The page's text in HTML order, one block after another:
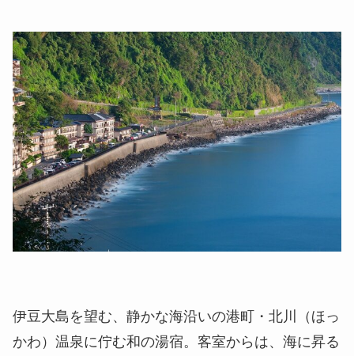
伊豆大島を望む、静かな海沿いの港町・北川（ほっ
かわ）温泉に佇む和の湯宿。客室からは、海に昇る